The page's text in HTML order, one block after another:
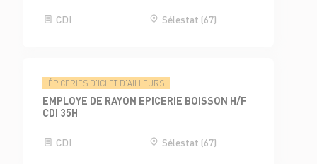
CDI Sélestat (67)
ÉPICERIES D'ICI ET D'AILLEURS
EMPLOYE DE RAYON EPICERIE BOISSON H/F
CDI 35H
CDI Sélestat (67)